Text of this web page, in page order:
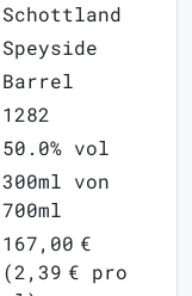
Schottland
Speyside
Barrel
1282
50.0% vol
300ml von
700ml
167,00 €
(2,39 € pro